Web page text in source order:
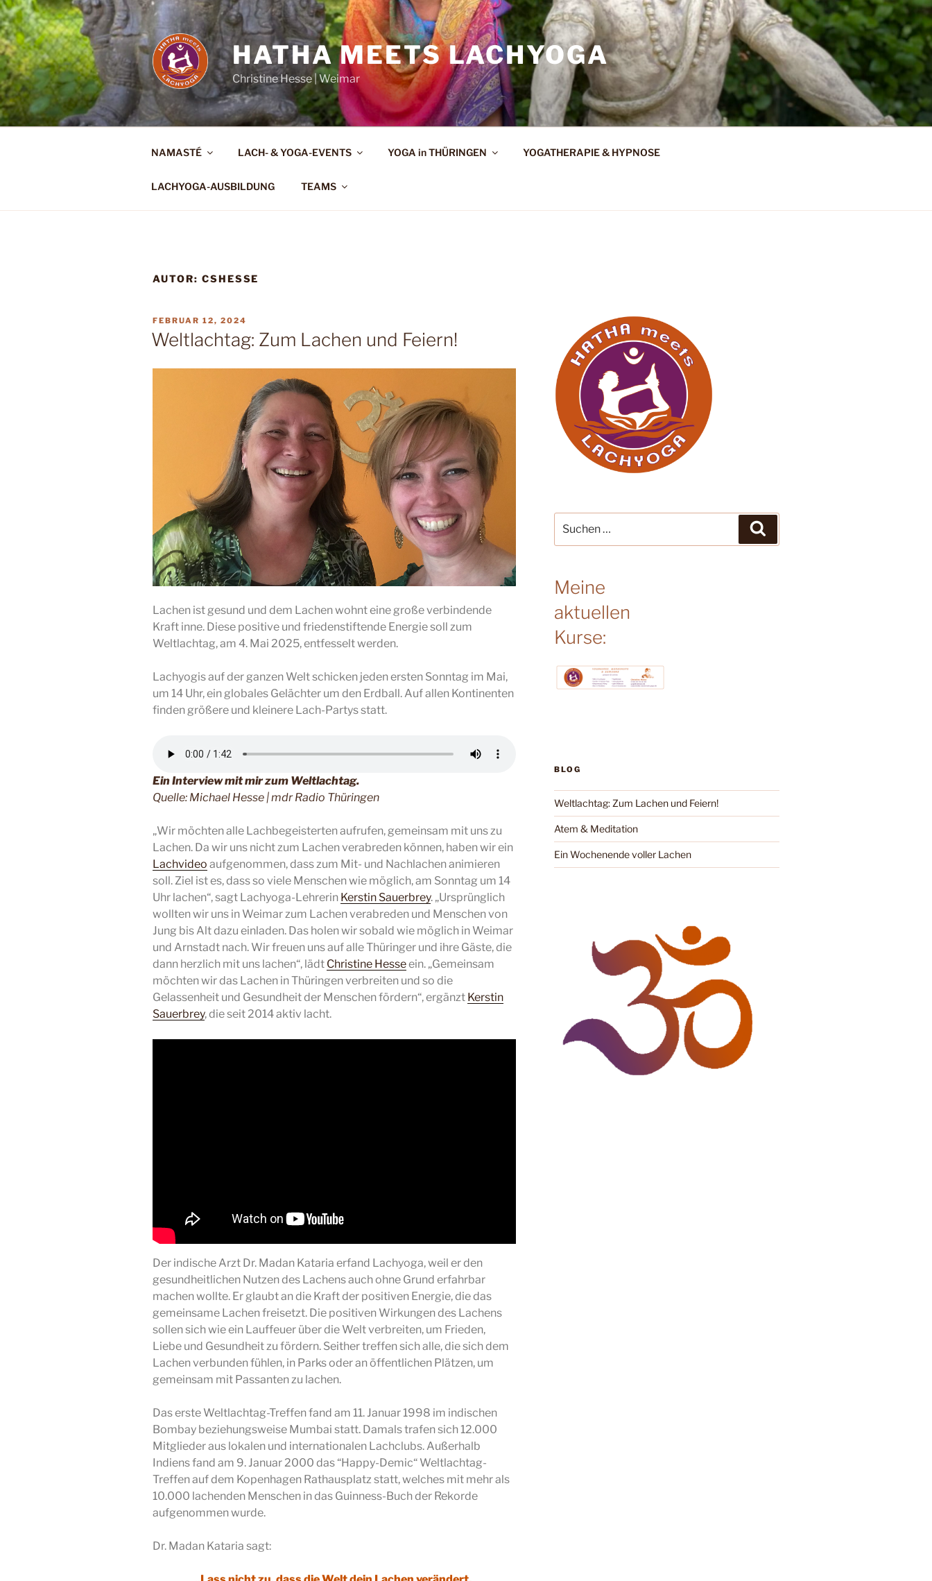
Zum
Inhalt
springen
HATHA MEETS LACHYOGA
Christine Hesse | Weimar
NAMASTÉ LACH- & YOGA-EVENTS YOGA in THÜRINGEN YOGATHERAPIE & HYPNOSE
LACHYOGA-AUSBILDUNG TEAMS
AUTOR: CSHESSE
VERÖFFENTLICHT
AM
FEBRUAR 12, 2024
Weltlachtag: Zum Lachen und Feiern!
Lachen ist gesund und dem Lachen wohnt eine große verbindende
Kraft inne. Diese positive und friedenstiftende Energie soll zum
Weltlachtag, am 4. Mai 2025, entfesselt werden.
Lachyogis auf der ganzen Welt schicken jeden ersten Sonntag im Mai,
um 14 Uhr, ein globales Gelächter um den Erdball. Auf allen Kontinenten
finden größere und kleinere Lach-Partys statt.
Ein Interview mit mir zum Weltlachtag.
Quelle: Michael Hesse | mdr Radio Thüringen
„Wir möchten alle Lachbegeisterten aufrufen, gemeinsam mit uns zu
Lachen. Da wir uns nicht zum Lachen verabreden können, haben wir ein
Lachvideo aufgenommen, dass zum Mit- und Nachlachen animieren
soll. Ziel ist es, dass so viele Menschen wie möglich, am Sonntag um 14
Uhr lachen“, sagt Lachyoga-Lehrerin Kerstin Sauerbrey. „Ursprünglich
wollten wir uns in Weimar zum Lachen verabreden und Menschen von
Jung bis Alt dazu einladen. Das holen wir sobald wie möglich in Weimar
und Arnstadt nach. Wir freuen uns auf alle Thüringer und ihre Gäste, die
dann herzlich mit uns lachen“, lädt Christine Hesseein. „Gemeinsam
möchten wir das Lachen in Thüringen verbreiten und so die
Gelassenheit und Gesundheit der Menschen fördern“, ergänzt Kerstin
Sauerbrey, die seit 2014 aktiv lacht.
Der indische Arzt Dr. Madan Kataria erfand Lachyoga, weil er den
gesundheitlichen Nutzen des Lachens auch ohne Grund erfahrbar
machen wollte. Er glaubt an die Kraft der positiven Energie, die das
gemeinsame Lachen freisetzt. Die positiven Wirkungen des Lachens
sollen sich wie ein Lauffeuer über die Welt verbreiten, um Frieden,
Liebe und Gesundheit zu fördern. Seither treffen sich alle, die sich dem
Lachen verbunden fühlen, in Parks oder an öffentlichen Plätzen, um
gemeinsam mit Passanten zu lachen.
Das erste Weltlachtag-Treffen fand am 11. Januar 1998 im indischen
Bombay beziehungsweise Mumbai statt. Damals trafen sich 12.000
Mitglieder aus lokalen und internationalen Lachclubs. Außerhalb
Indiens fand am 9. Januar 2000 das “Happy-Demic“ Weltlachtag-
Treffen auf dem Kopenhagen Rathausplatz statt, welches mit mehr als
10.000 lachenden Menschen in das Guinness-Buch der Rekorde
aufgenommen wurde.
Dr. Madan Kataria sagt:
nach:
Meine
aktuellen
Kurse:
BLOG
Weltlachtag: Zum Lachen und Feiern!
Atem & Meditation
Ein Wochenende voller Lachen